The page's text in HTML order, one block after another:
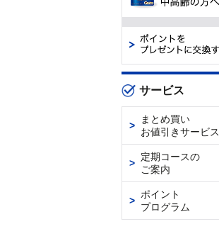
サービス
まとめ買い
お値引きサービス
定期コースの
ご案内
ポイント
プログラム